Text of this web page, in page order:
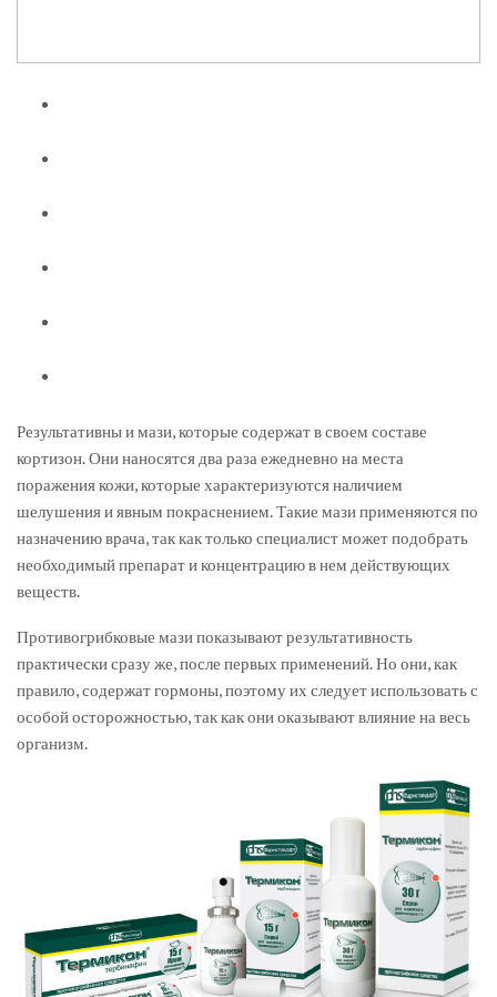
Результативны и мази, которые содержат в своем составе
кортизон. Они наносятся два раза ежедневно на места
поражения кожи, которые характеризуются наличием
шелушения и явным покраснением. Такие мази применяются по
назначению врача, так как только специалист может подобрать
необходимый препарат и концентрацию в нем действующих
веществ.
Противогрибковые мази показывают результативность
практически сразу же, после первых применений. Но они, как
правило, содержат гормоны, поэтому их следует использовать с
особой осторожностью, так как они оказывают влияние на весь
организм.